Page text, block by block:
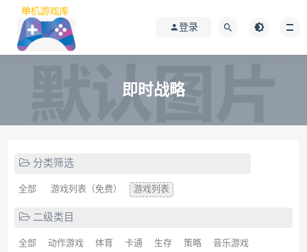
登录
即时战略
分类筛选
全部 游戏列表（免费） 游戏列表
二级类目
全部 动作游戏 体育 卡通 生存 策略 音乐游戏